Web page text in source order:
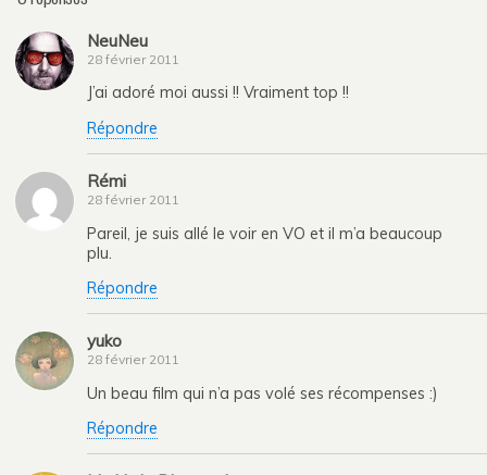
NeuNeu
28 février 2011
J’ai adoré moi aussi !! Vraiment top !!
Répondre
Rémi
28 février 2011
Pareil, je suis allé le voir en VO et il m’a beaucoup
plu.
Répondre
yuko
28 février 2011
Un beau film qui n’a pas volé ses récompenses :)
Répondre